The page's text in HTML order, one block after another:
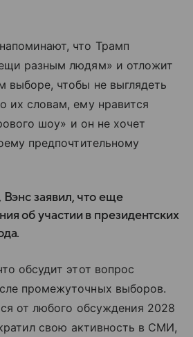
что Трамп
разным людям» и отложит
выборе, чтобы не выглядеть
их словам, ему нравится
шоу» и он не хочет
предпочтительному
заявил, что еще
об участии в президентских
обсудит этот вопрос
промежуточных выборов.
от любого обсуждения 2028
свою активность в СМИ,